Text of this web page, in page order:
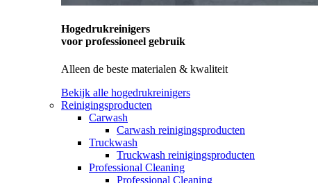
Hogedrukreinigers
voor professioneel gebruik
Alleen de beste materialen & kwaliteit
Bekijk alle hogedrukreinigers
Reinigingsproducten
Carwash
Carwash reinigingsproducten
Truckwash
Truckwash reinigingsproducten
Professional Cleaning
Professional Cleaning